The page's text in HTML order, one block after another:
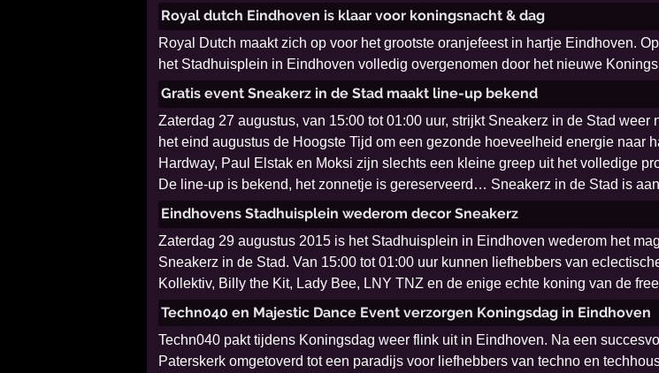
Royal dutch Eindhoven is klaar voor koningsnacht & dag
Royal Dutch maakt zich op voor het grootste oranjefeest in hartje Eindhoven.
het Stadhuisplein in Eindhoven volledig overgenomen door het nieuwe
Gratis event Sneakerz in de Stad maakt line-up bekend
Zaterdag 27 augustus, van 15:00 tot 01:00 uur, strijkt Sneakerz in de Stad
het eind augustus de Hoogste Tijd om een gezonde hoeveelheid energie naar
Hardway, Paul Elstak en Moksi zijn slechts een kleine greep uit het volledige
De line-up is bekend, het zonnetje is gereserveerd… Sneakerz in de Stad is
Eindhovens Stadhuisplein wederom decor Sneakerz
Zaterdag 29 augustus 2015 is het Stadhuisplein in Eindhoven wederom het
Sneakerz in de Stad. Van 15:00 tot 01:00 uur kunnen liefhebbers van
Kollektiv, Billy the Kit, Lady Bee, LNY TNZ en de enige echte koning van de
Techn040 en Majestic Dance Event verzorgen Koningsdag in Eindhoven
Techn040 pakt tijdens Koningsdag weer flink uit in Eindhoven. Na een
Paterskerk omgetoverd tot een paradijs voor liefhebbers van techno en